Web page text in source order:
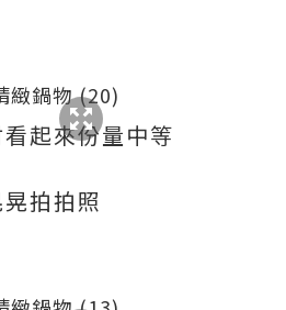
起來份量中等
拍拍照